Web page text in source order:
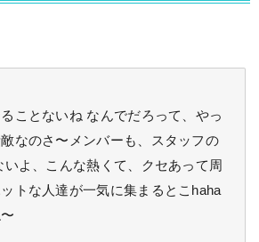
ことないね なんでだろって、やっ
なのさ〜メンバーも、スタッフの
よ、こんな熱くて、クセあって周
トな人達が一気に集まるとこhaha